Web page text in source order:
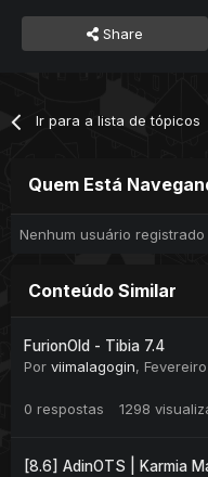
Share
Ir para a lista de tópicos
Quem Está
Nenhum usuário
Conteúdo Similar
FurionOld - Tibia 7.4
Por viimalagogin,
0 respostas 1298
[8.6] AdinOTS | Karmia